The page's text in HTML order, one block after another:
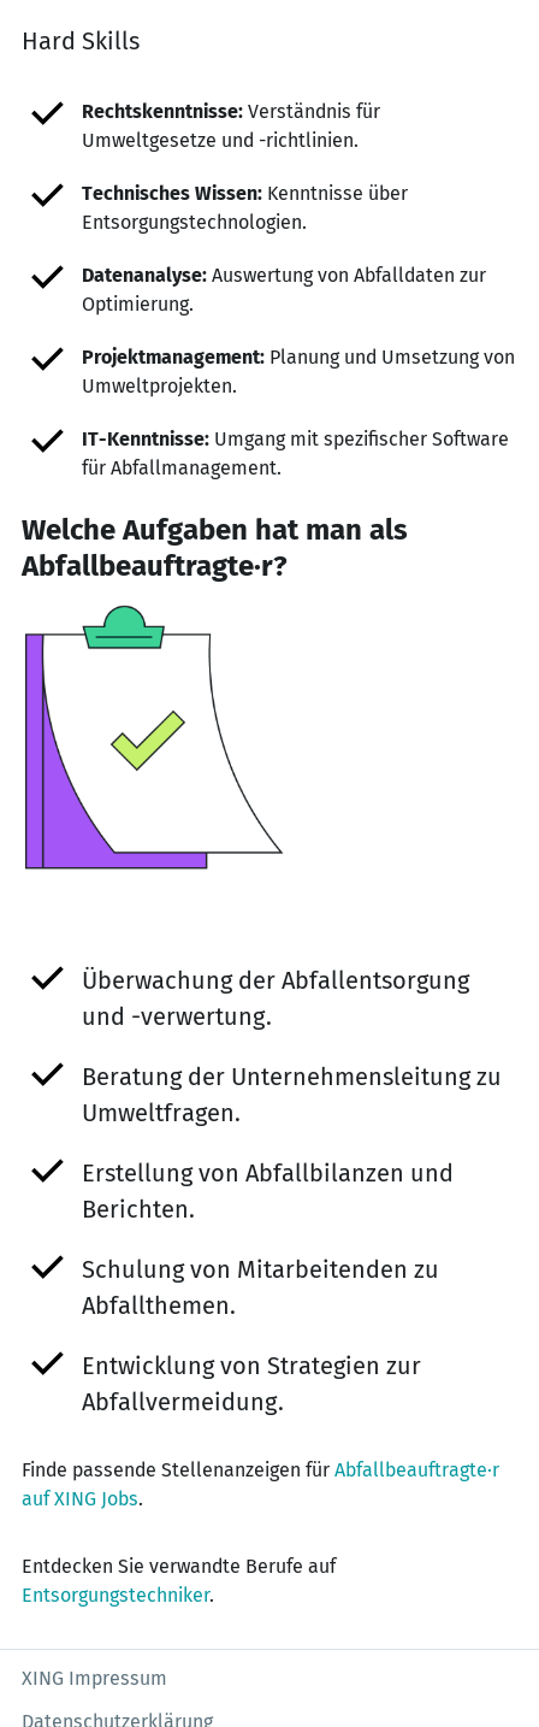
Hard Skills
Rechtskenntnisse: Verständnis für
Umweltgesetze und -richtlinien.
Technisches Wissen: Kenntnisse über
Entsorgungstechnologien.
Datenanalyse: Auswertung von Abfalldaten zur
Optimierung.
Projektmanagement: Planung und Umsetzung von
Umweltprojekten.
IT-Kenntnisse: Umgang mit spezifischer Software
für Abfallmanagement.
Welche Aufgaben hat man als
Abfallbeauftragte·r?
Überwachung der Abfallentsorgung
und -verwertung.
Beratung der Unternehmensleitung zu
Umweltfragen.
Erstellung von Abfallbilanzen und
Berichten.
Schulung von Mitarbeitenden zu
Abfallthemen.
Entwicklung von Strategien zur
Abfallvermeidung.
Finde passende Stellenanzeigen für Abfallbeauftragte·r
auf XING Jobs.
Entdecken Sie verwandte Berufe auf
Entsorgungstechniker.
XING Impressum
Datenschutzerklärung